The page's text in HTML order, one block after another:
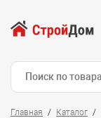
Главная Каталог